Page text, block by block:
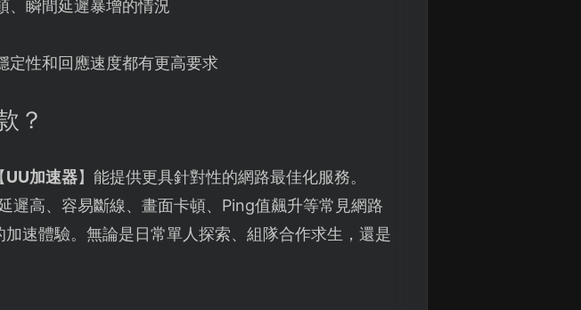
、瞬間延遲暴增的情況
定性和回應速度都有更高要求
？
UU加速器】能提供更具針對性的網路最佳化服務。
遲高、容易斷線、畫面卡頓、Ping值飆升等常見網路
速體驗。無論是日常單人探索、組隊合作求生，還是